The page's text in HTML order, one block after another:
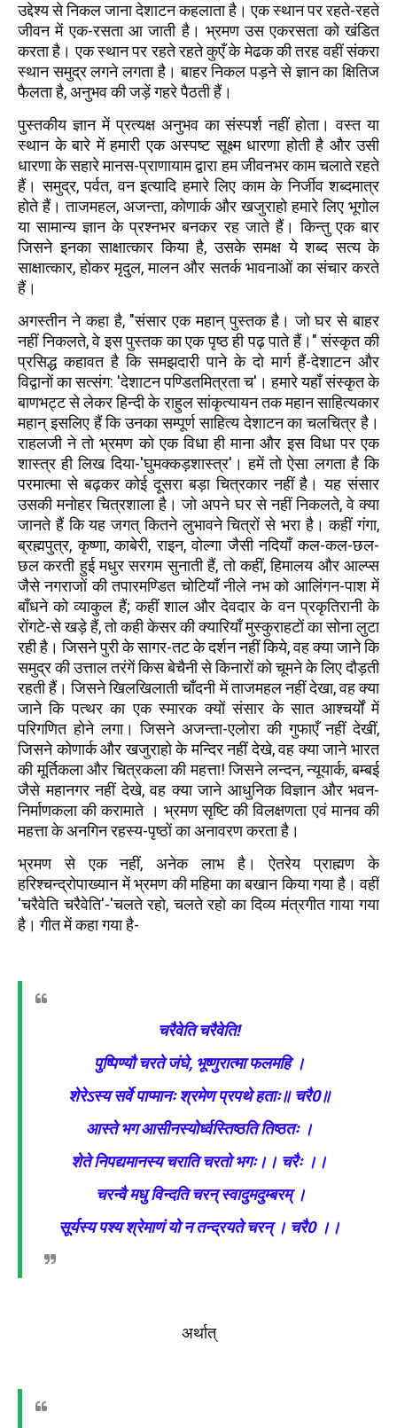
उद्देश्य से निकल जाना देशाटन कहलाता है। एक स्थान पर रहते-रहते
जीवन में एक-रसता आ जाती है। भ्रमण उस एकरसता को खंडित
करता है। एक स्थान पर रहते रहते कुएँ के मेढक की तरह वहीं संकरा
स्थान समुद्र लगने लगता है। बाहर निकल पड़ने से ज्ञान का क्षितिज
फैलता है, अनुभव की जड़ें गहरे पैठती हैं।
पुस्तकीय ज्ञान में प्रत्यक्ष अनुभव का संस्पर्श नहीं होता। वस्त या
स्थान के बारे में हमारी एक अस्पष्ट सूक्ष्म धारणा होती है और उसी
धारणा के सहारे मानस-प्राणायाम द्वारा हम जीवनभर काम चलाते रहते
हैं। समुद्र, पर्वत, वन इत्यादि हमारे लिए काम के निर्जीव शब्दमात्र
होते हैं। ताजमहल, अजन्ता, कोणार्क और खजुराहो हमारे लिए भूगोल
या सामान्य ज्ञान के प्रश्नभर बनकर रह जाते हैं। किन्तु एक बार
जिसने इनका साक्षात्कार किया है, उसके समक्ष ये शब्द सत्य के
साक्षात्कार, होकर मृदुल, मालन और सतर्क भावनाओं का संचार करते
हैं।
अगस्तीन ने कहा है, "संसार एक महान् पुस्तक है। जो घर से बाहर
नहीं निकलते, वे इस पुस्तक का एक पृष्ठ ही पढ़ पाते हैं।" संस्कृत की
प्रसिद्ध कहावत है कि समझदारी पाने के दो मार्ग हैं-देशाटन और
विद्वानों का सत्संग: 'देशाटन पण्डितमित्रता च'। हमारे यहाँ संस्कृत के
बाणभट्ट से लेकर हिन्दी के राहुल सांकृत्यायन तक महान साहित्यकार
महान् इसलिए हैं कि उनका सम्पूर्ण साहित्य देशाटन का चलचित्र है।
राहलजी ने तो भ्रमण को एक विधा ही माना और इस विधा पर एक
शास्त्र ही लिख दिया-'घुमक्कड़शास्त्र'। हमें तो ऐसा लगता है कि
परमात्मा से बढ़कर कोई दूसरा बड़ा चित्रकार नहीं है। यह संसार
उसकी मनोहर चित्रशाला है। जो अपने घर से नहीं निकलते, वे क्या
जानते हैं कि यह जगत् कितने लुभावने चित्रों से भरा है। कहीं गंगा,
ब्रह्मपुत्र, कृष्णा, काबेरी, राइन, वोल्गा जैसी नदियाँ कल-कल-छल-
छल करती हुई मधुर सरगम सुनाती हैं, तो कहीं, हिमालय और आल्प्स
जैसे नगराजों की तपारमण्डित चोटियाँ नीले नभ को आलिंगन-पाश में
बाँधने को व्याकुल हैं; कहीं शाल और देवदार के वन प्रकृतिरानी के
रोंगटे-से खड़े हैं, तो कही केसर की क्यारियाँ मुस्कुराहटों का सोना लुटा
रही है। जिसने पुरी के सागर-तट के दर्शन नहीं किये, वह क्या जाने कि
समुद्र की उत्ताल तरंगें किस बेचैनी से किनारों को चूमने के लिए दौड़ती
रहती हैं। जिसने खिलखिलाती चाँदनी में ताजमहल नहीं देखा, वह क्या
जाने कि पत्थर का एक स्मारक क्यों संसार के सात आश्चर्यों में
परिगणित होने लगा। जिसने अजन्ता-एलोरा की गुफाएँ नहीं देखीं,
जिसने कोणार्क और खजुराहो के मन्दिर नहीं देखे, वह क्या जाने भारत
की मूर्तिकला और चित्रकला की महत्ता! जिसने लन्दन, न्यूयार्क, बम्बई
जैसे महानगर नहीं देखे, वह क्या जाने आधुनिक विज्ञान और भवन-
निर्माणकला की करामाते । भ्रमण सृष्टि की विलक्षणता एवं मानव की
महत्ता के अनगिन रहस्य-पृष्ठों का अनावरण करता है।
भ्रमण से एक नहीं, अनेक लाभ है। ऐतरेय प्राह्मण के
हरिश्चन्द्रोपाख्यान में भ्रमण की महिमा का बखान किया गया है। वहीं
'चरैवेति चरैवेति'-'चलते रहो, चलते रहो का दिव्य मंत्रगीत गाया गया
है। गीत में कहा गया है-
चरैवेति चरैवेति!
पुष्पिण्यौ चरते जंघे, भूष्णुरात्मा फलमहि ।
शेरेऽस्य सर्वे पाप्मानः श्रमेण प्रपथे हताः॥ चरै0॥
आस्ते भग आसीनस्योर्ध्वस्तिष्ठति तिष्ठतः ।
शेते निपद्यमानस्य चराति चरतो भगः।। चरैः ।।
चरन्वै मधु विन्दति चरन् स्वादुमदुम्बरम् ।
सूर्यस्य पश्य श्रेमाणं यो न तन्द्रयते चरन् । चरै0 ।।
अर्थात्